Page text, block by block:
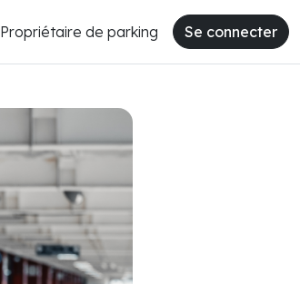
Propriétaire de parking Se connecter